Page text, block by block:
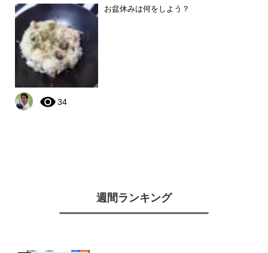
お盆休みは何をしよう？
34
週間ランキング